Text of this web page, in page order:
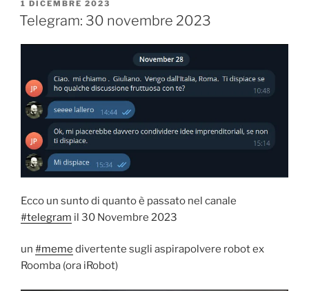
PUBBLICATO
IL
1 DICEMBRE 2023
Telegram: 30 novembre 2023
Ecco un sunto di quanto è passato nel canale
#telegram il 30 Novembre 2023
un #meme divertente sugli aspirapolvere robot ex
Roomba (ora iRobot)